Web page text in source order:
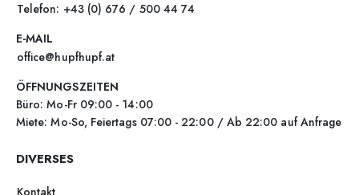
Telefon: +43 (0) 676 / 500 44 74
E-MAIL
office@hupfhupf.at
ÖFFNUNGSZEITEN
Büro: Mo-Fr 09:00 - 14:00
Miete: Mo-So, Feiertags 07:00 - 22:00 / Ab 22:00 auf Anfrage
DIVERSES
Kontakt